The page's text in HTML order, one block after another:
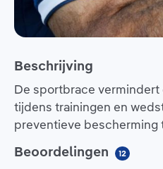
Beschrijving
De sportbrace
tijdens trainingen en
preventieve bescherming
Beoordelingen 12